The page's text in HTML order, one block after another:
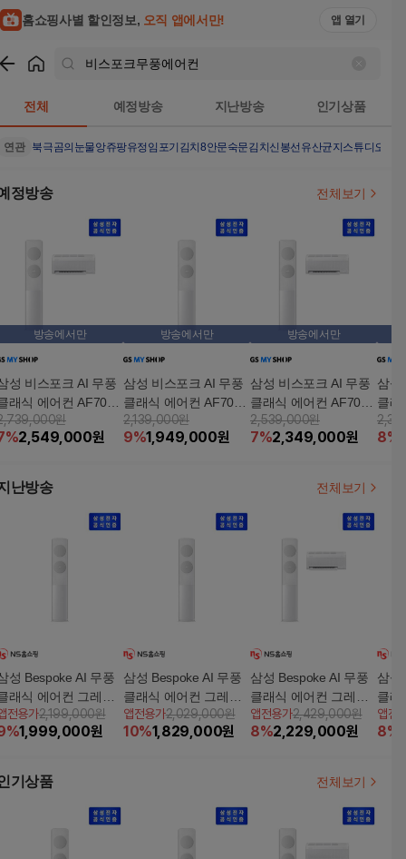
홈쇼핑사별 할인정보, 오직 앱에서만! 앱 열기
전체 예정방송 지난방송 인기상품
연관 북극곰의눈물앙쥬팡유정임포기김치8안문숙문김치 신봉선유산균지스튜디오나
정방송 전체보기
방송에서만
성 비스포크 AI 무풍
래식 에어컨 AF70F1
19+6형 홈멀
원
%2,549,000원
방송에서만
삼성 비스포크 AI 무풍
클래식 에어컨 AF70F1
7D11GT 17형 스탠드
2,139,000원
9%1,949,000원
방송에서만
삼성 비스포크 AI 무풍
클래식 에어컨 AF70F1
7D11GRT 17+6형 홈멀
티
2,539,000원
7%2,349,000원
삼성
클래
8%
난방송 전체보기
성 Bespoke AI 무풍
래식 에어컨 그레이
탠드 19형(62.6㎡)/ A
전용가2,199,000원
%1,999,000원
삼성 Bespoke AI 무풍
클래식 에어컨 그레이
스탠드 17형(56.9㎡)/ A
F70F17D11GT
앱전용가2,029,000원
10%1,829,000원
삼성 Bespoke AI 무풍
클래식 에어컨 그레이
홈멀티 17+6형(56.9+1
8.7㎡)/ AF70F17D11G
앱전용가2,429,000원
8%2,229,000원
삼성
클래
홈멀
8.7
앱전
8%
기상품 전체보기